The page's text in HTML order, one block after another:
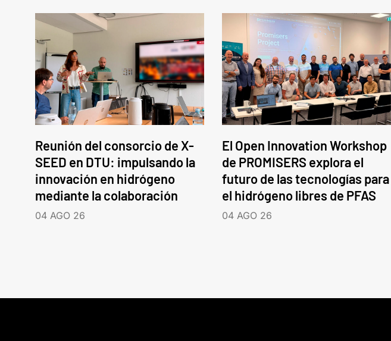
Reunión del consorcio de X-
SEED en DTU: impulsando la
innovación en hidrógeno
mediante la colaboración
04 AGO 26
El Open Innovation Workshop
de PROMISERS explora el
futuro de las tecnologías para
el hidrógeno libres de PFAS
04 AGO 26